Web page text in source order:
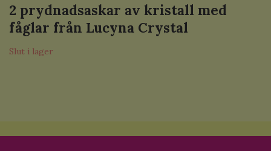
2 prydnadsaskar av kristall med
fåglar från Lucyna Crystal
Slut i lager